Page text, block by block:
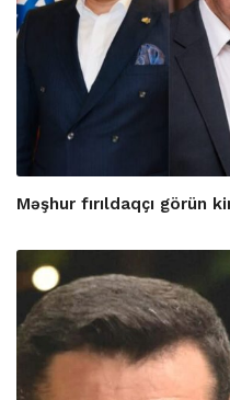
Məşhur fırıldaqçı görün